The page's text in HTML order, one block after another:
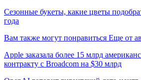
Сезонные букеты, какие цветы
года
Вам также могут понравиться Еще от
Apple заказала более 15 млрд
контракту с Broadcom на $30 млрд